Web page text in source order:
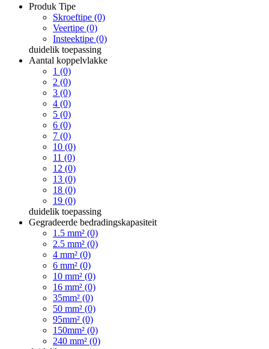
Produk Tipe
Skroeftipe (0)
Veertipe (0)
Insteektipe (0)
duidelik toepassing
Aantal koppelvlakke
1 (0)
2 (0)
3 (0)
4 (0)
5 (0)
6 (0)
7 (0)
10 (0)
11 (0)
12 (0)
13 (0)
18 (0)
19 (0)
duidelik toepassing
Gegradeerde bedradingskapasiteit
1.5 mm² (0)
2.5 mm² (0)
4 mm² (0)
6 mm² (0)
10 mm² (0)
16 mm² (0)
35mm² (0)
50 mm² (0)
95mm² (0)
150mm² (0)
240 mm² (0)